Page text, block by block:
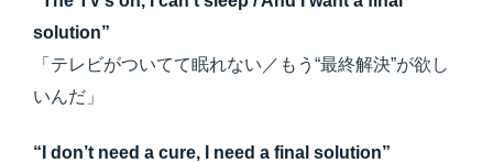
solution”
「テレビがついてて眠れない／もう“最終解決”が欲し
いんだ」
“I don’t need a cure, I need a final solution”